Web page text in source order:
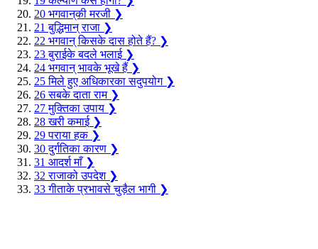
20 भगवान‍‍्की मरजी ❯
21 बुद्धिमान् राजा ❯
22 भगवान‍् किसके दास होते हैं? ❯
23 बुराईके बदले भलाई ❯
24 भगवान‍् भावके भूखे हैं ❯
25 मिले हुए अधिकारका सदुपयोग ❯
26 सबके दाता राम ❯
27 मुक्तिका उपाय ❯
28 खरी कमाई ❯
29 पराया हक ❯
30 दुर्गतिका कारण ❯
31 आदर्श माँ ❯
32 राजाको उपदेश ❯
33 गीताके प्रभावसे चुड़ैल भागी ❯